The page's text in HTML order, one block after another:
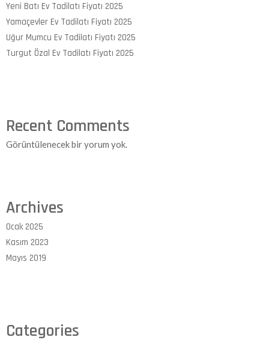
Yeni Batı Ev Tadilatı Fiyatı 2025
Yamaçevler Ev Tadilatı Fiyatı 2025
Uğur Mumcu Ev Tadilatı Fiyatı 2025
Turgut Özal Ev Tadilatı Fiyatı 2025
Recent Comments
Görüntülenecek bir yorum yok.
Archives
Ocak 2025
Kasım 2023
Mayıs 2019
Categories